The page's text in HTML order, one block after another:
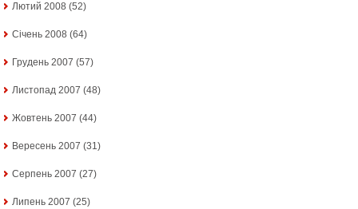
Лютий 2008 (52)
Січень 2008 (64)
Грудень 2007 (57)
Листопад 2007 (48)
Жовтень 2007 (44)
Вересень 2007 (31)
Серпень 2007 (27)
Липень 2007 (25)